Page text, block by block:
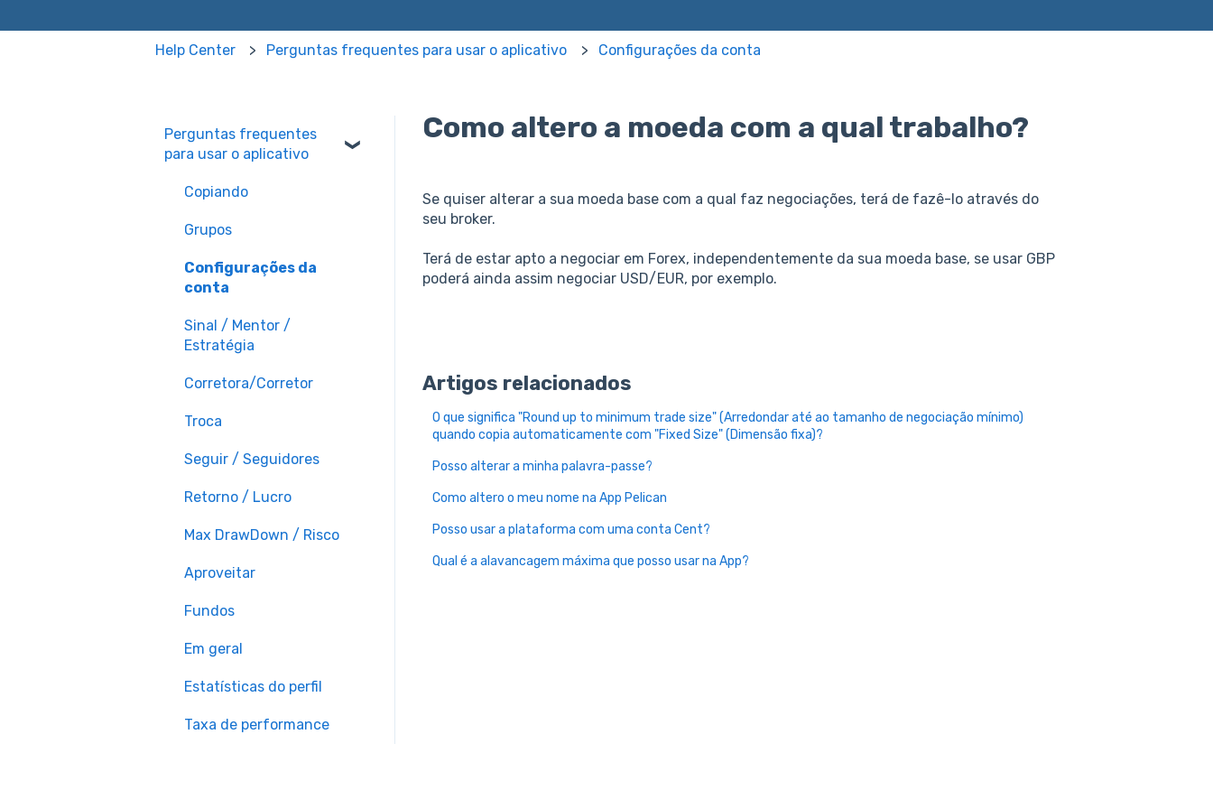
Help Center Perguntas frequentes para usar o aplicativo Configurações da conta
Como altero a moeda com a qual trabalho?
Se quiser alterar a sua moeda base com a qual faz negociações, terá de fazê-lo através do
seu broker.
Terá de estar apto a negociar em Forex, independentemente da sua moeda base, se usar GBP
poderá ainda assim negociar USD/EUR, por exemplo.
Artigos relacionados
O que significa "Round up to minimum trade size" (Arredondar até ao tamanho de negociação mínimo)
quando copia automaticamente com "Fixed Size" (Dimensão fixa)?
Posso alterar a minha palavra-passe?
Como altero o meu nome na App Pelican
Posso usar a plataforma com uma conta Cent?
Qual é a alavancagem máxima que posso usar na App?
Perguntas frequentes
para usar o aplicativo
Copiando
Grupos
Configurações da
conta
Sinal / Mentor /
Estratégia
Corretora/Corretor
Troca
Seguir / Seguidores
Retorno / Lucro
Max DrawDown / Risco
Aproveitar
Fundos
Em geral
Estatísticas do perfil
Taxa de performance